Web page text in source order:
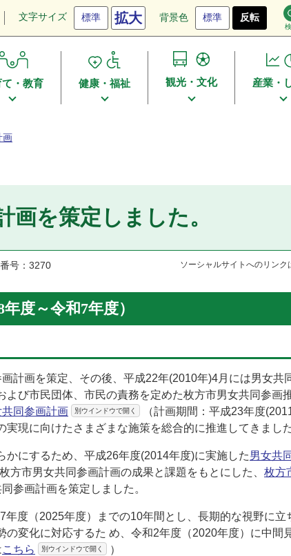
文字サイズ 標準 拡大 背景色 標準 反転
・教育 健康・福祉 観光・文化 産業・
画
画を策定しました。
号：3270 ソーシャルサイトへのリン
度～令和7年度）
計画を策定、その後、平成22年(2010年)4月には男女共
び市民団体、市民の責務を定めた枚方市男女共同参画
同参画計画 別ウインドウで開く
（計画期間：平成23年度
現に向けたさまざまな施策を総合的に推進してきました
にするため、平成26年度(2014年度)に実施した男女共
方市男女共同参画計画の成果と課題をもとにした、 枚方
参画計画を策定しました。
度（2025年度）までの10年間とし、長期的な視野に立
変化に対応するた め、令和2年度（2020年度）に中間
こちら 別ウインドウで開く ）